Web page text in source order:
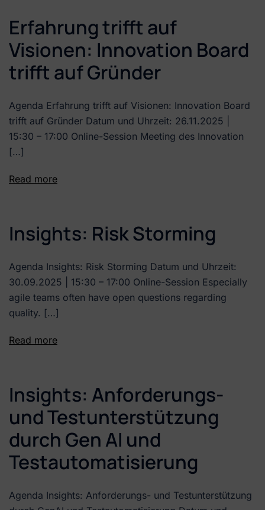
Erfahrung trifft auf
Visionen: Innovation Board
trifft auf Gründer
Agenda Erfahrung trifft auf Visionen: Innovation Board
trifft auf Gründer Datum und Uhrzeit: 26.11.2025 |
15:30 – 17:00 Online-Session Meeting des Innovation
[…]
Read more
Insights: Risk Storming
Agenda Insights: Risk Storming Datum und Uhrzeit:
30.09.2025 | 15:30 – 17:00 Online-Session Especially
agile teams often have open questions regarding
quality. […]
Read more
Insights: Anforderungs-
und Testunterstützung
durch Gen AI und
Testautomatisierung
Agenda Insights: Anforderungs- und Testunterstützung